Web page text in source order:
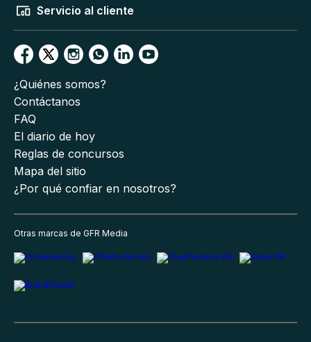
Servicio al cliente
¿Quiénes somos?
Contáctanos
FAQ
El diario de hoy
Reglas de concursos
Mapa del sitio
¿Por qué confiar en nosotros?
Otras marcas de GFR Media